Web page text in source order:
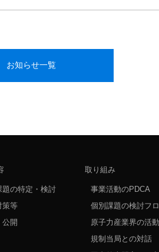
お知らせ一覧
題の特定・検討
策等
公開
取り組み
事業活動のPDCA
個別課題の検討フ
原子力産業界の活
規制当局との対話